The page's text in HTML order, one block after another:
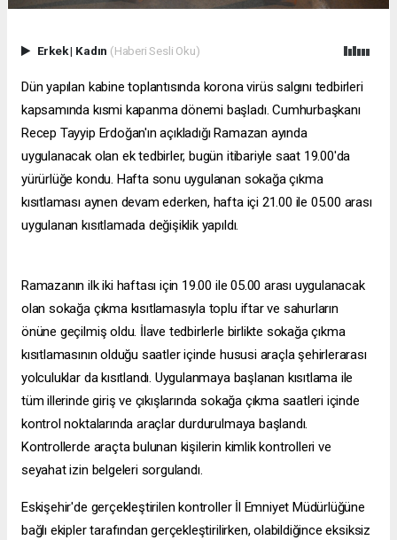
Erkek| Kadın (Haberi Sesli Oku)
Dün yapılan kabine toplantısında korona virüs salgını tedbirleri
kapsamında kısmi kapanma dönemi başladı. Cumhurbaşkanı
Recep Tayyip Erdoğan'ın açıkladığı Ramazan ayında
uygulanacak olan ek tedbirler, bugün itibariyle saat 19.00'da
yürürlüğe kondu. Hafta sonu uygulanan sokağa çıkma
kısıtlaması aynen devam ederken, hafta içi 21.00 ile 05.00 arası
uygulanan kısıtlamada değişiklik yapıldı.
Ramazanın ilk iki haftası için 19.00 ile 05.00 arası uygulanacak
olan sokağa çıkma kısıtlamasıyla toplu iftar ve sahurların
önüne geçilmiş oldu. İlave tedbirlerle birlikte sokağa çıkma
kısıtlamasının olduğu saatler içinde hususi araçla şehirlerarası
yolculuklar da kısıtlandı. Uygulanmaya başlanan kısıtlama ile
tüm illerinde giriş ve çıkışlarında sokağa çıkma saatleri içinde
kontrol noktalarında araçlar durdurulmaya başlandı.
Kontrollerde araçta bulunan kişilerin kimlik kontrolleri ve
seyahat izin belgeleri sorgulandı.
Eskişehir'de gerçekleştirilen kontroller İl Emniyet Müdürlüğüne
bağlı ekipler tarafından gerçekleştirilirken, olabildiğince eksiksiz